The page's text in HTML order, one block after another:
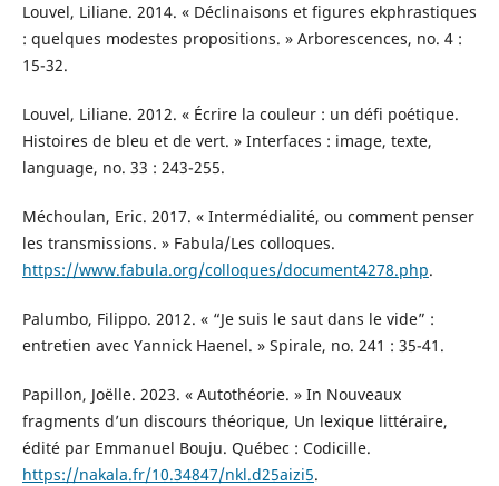
Louvel, Liliane. 2014. « Déclinaisons et figures ekphrastiques
: quelques modestes propositions. » Arborescences, no. 4 :
15-32.
Louvel, Liliane. 2012. « Écrire la couleur : un défi poétique.
Histoires de bleu et de vert. » Interfaces : image, texte,
language, no. 33 : 243-255.
Méchoulan, Eric. 2017. « Intermédialité, ou comment penser
les transmissions. » Fabula/Les colloques.
https://www.fabula.org/colloques/document4278.php.
Palumbo, Filippo. 2012. « “Je suis le saut dans le vide” :
entretien avec Yannick Haenel. » Spirale, no. 241 : 35-41.
Papillon, Joëlle. 2023. « Autothéorie. » In Nouveaux
fragments d’un discours théorique, Un lexique littéraire,
édité par Emmanuel Bouju. Québec : Codicille.
https://nakala.fr/10.34847/nkl.d25aizi5.